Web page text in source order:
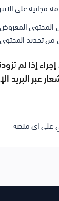
المحتوى
تحديد المحتوى
إجراء إذا لم
عبر البريد
على اي منصه